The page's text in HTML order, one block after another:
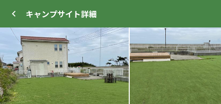
キャンプサイト詳細